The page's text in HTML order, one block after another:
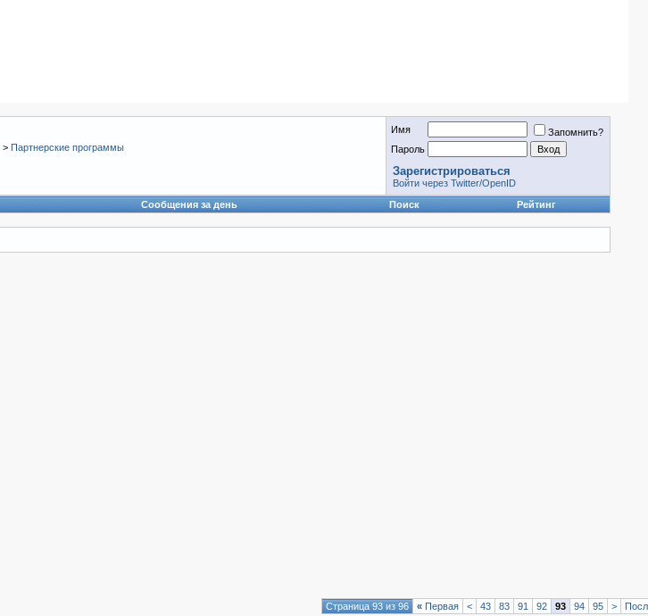
> Партнерские программы
Имя
Запомнить?
Пароль
Зарегистрироваться
Войти через Twitter/OpenID
Сообщения за день Поиск Рейтинг
Страница 93 из 96 « Первая < 43 83 91 92 93 94 95 >